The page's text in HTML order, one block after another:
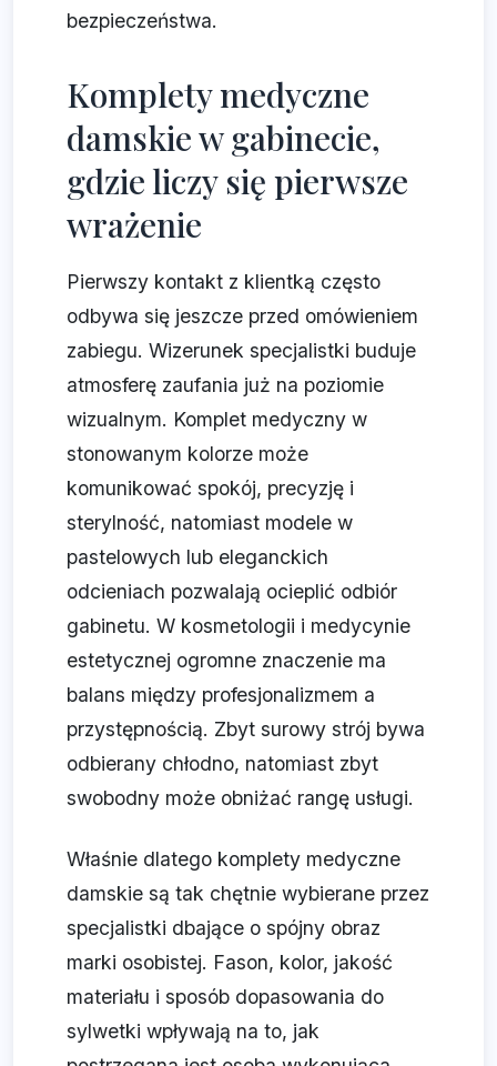
bezpieczeństwa.
Komplety medyczne
damskie w gabinecie,
gdzie liczy się pierwsze
wrażenie
Pierwszy kontakt z klientką często
odbywa się jeszcze przed omówieniem
zabiegu. Wizerunek specjalistki buduje
atmosferę zaufania już na poziomie
wizualnym. Komplet medyczny w
stonowanym kolorze może
komunikować spokój, precyzję i
sterylność, natomiast modele w
pastelowych lub eleganckich
odcieniach pozwalają ocieplić odbiór
gabinetu. W kosmetologii i medycynie
estetycznej ogromne znaczenie ma
balans między profesjonalizmem a
przystępnością. Zbyt surowy strój bywa
odbierany chłodno, natomiast zbyt
swobodny może obniżać rangę usługi.
Właśnie dlatego komplety medyczne
damskie są tak chętnie wybierane przez
specjalistki dbające o spójny obraz
marki osobistej. Fason, kolor, jakość
materiału i sposób dopasowania do
sylwetki wpływają na to, jak